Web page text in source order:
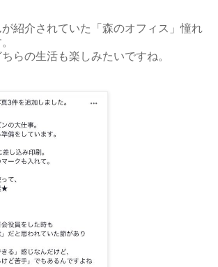
紹介されていた「森のオフィス」憧れ
らの生活も楽しみたいですね。